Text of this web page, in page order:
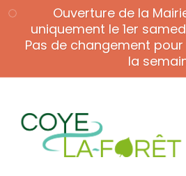
to
content
to
navigation
to
footer
Ouverture de la
uniquement le 1er
Pas de changement
la